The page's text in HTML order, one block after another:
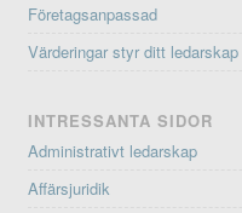
Företagsanpassad
Värderingar styr ditt ledarskap
INTRESSANTA SIDOR
Administrativt ledarskap
Affärsjuridik